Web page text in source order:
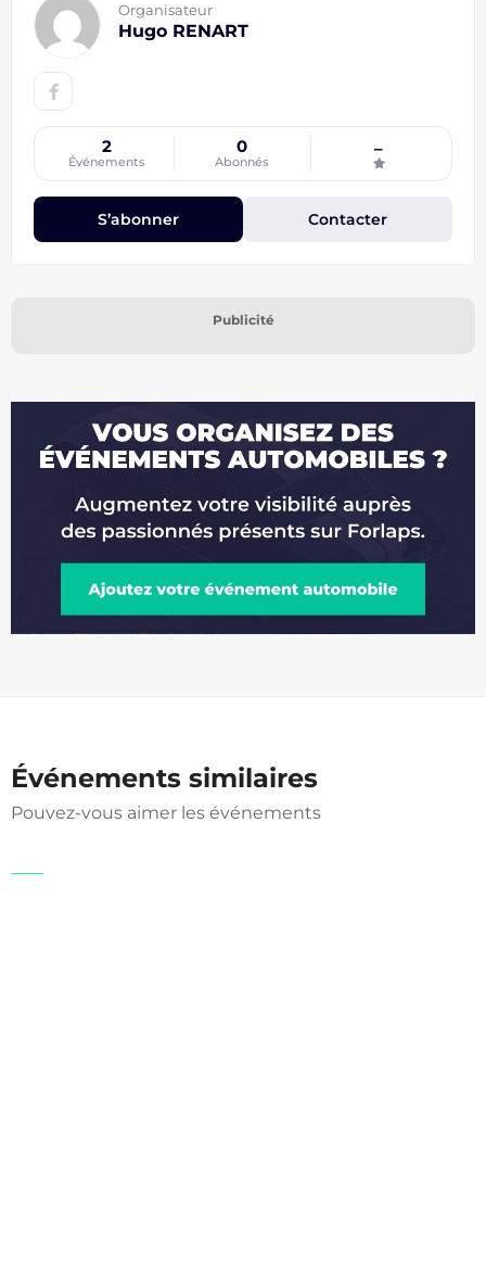
Organisateur
Hugo RENART
2
Événements
0
Abonnés
–
S’abonner Contacter
Publicité
Événements similaires
Pouvez-vous aimer les événements